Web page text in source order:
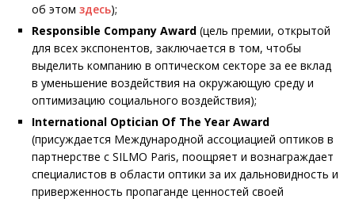
об этом здесь);
Responsible Company Award (цель премии, открытой
для всех экспонентов, заключается в том, чтобы
выделить компанию в оптическом секторе за ее вклад
в уменьшение воздействия на окружающую среду и
оптимизацию социального воздействия);
International Optician Of The Year Award
(присуждается Международной ассоциацией оптиков в
партнерстве с SILMO Paris, поощряет и вознаграждает
специалистов в области оптики за их дальновидность и
приверженность пропаганде ценностей своей